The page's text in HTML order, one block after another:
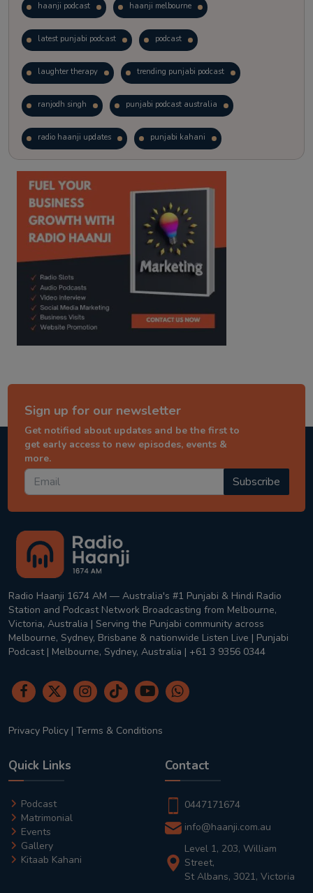
haanji podcast haanji melbourne
latest punjabi podcast podcast
laughter therapy trending punjabi podcast
ranjodh singh punjabi podcast australia
radio haanji updates punjabi kahani
kitaab kahani punjabi story
Sign up for our newsletter
Get notified about updates and be the first to
get early access to new episodes, events &
more.
Subscribe
Radio Haanji 1674 AM — Australia's #1 Punjabi & Hindi Radio
Station and Podcast Network Broadcasting from Melbourne,
Victoria, Australia | Serving the Punjabi community across
Melbourne, Sydney, Brisbane & nationwide Listen Live | Punjabi
Podcast | Melbourne, Sydney, Australia | +61 3 9356 0344
Privacy Policy | Terms & Conditions
Quick Links
Podcast
Matrimonial
Events
Gallery
Kitaab Kahani
Contact
0447171674
info@haanji.com.au
Level 1, 203, William
Street,
St Albans, 3021, Victoria